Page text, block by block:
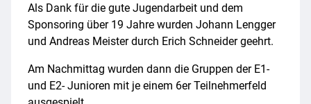
Als Dank für die gute Jugendarbeit und dem
Sponsoring über 19 Jahre wurden Johann Lengger
und Andreas Meister durch Erich Schneider geehrt.
Am Nachmittag wurden dann die Gruppen der E1-
und E2- Junioren mit je einem 6er Teilnehmerfeld